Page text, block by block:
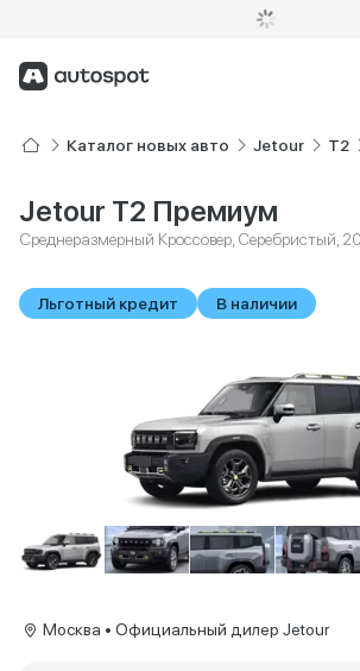
Каталог новых авто Jetour T2
Jetour T2 Премиум
Среднеразмерный Кроссовер, Серебристый,
Льготный кредит В наличии
Москва • Официальный дилер Jetour